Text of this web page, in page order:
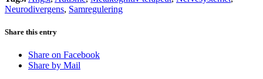
Neurodivergens, Samregulering
Share this entry
Share on Facebook
Share by Mail